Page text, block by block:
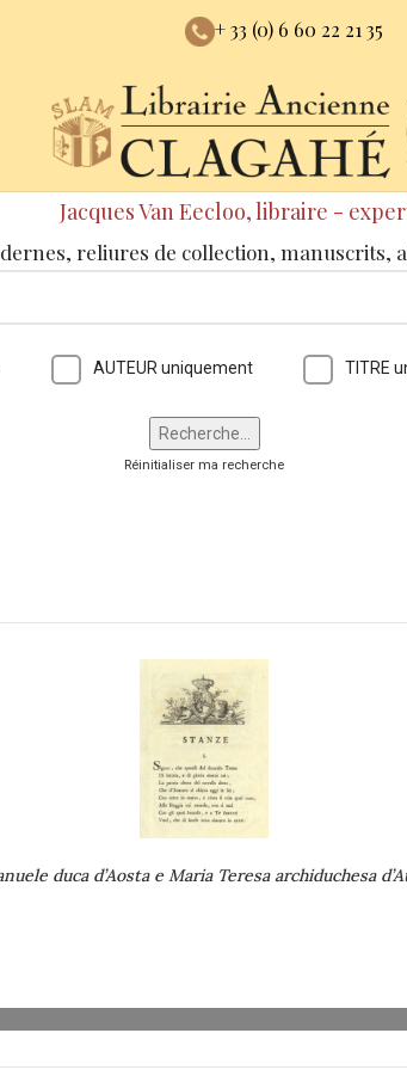
+ 33 (0) 6 60 22 21 35
Jacques Van Eecloo, libraire -
reliures de collection, manuscrits,
AUTEUR uniquement TITRE
Réinitialiser ma recherche
duca d’Aosta e Maria Teresa archiduchesa